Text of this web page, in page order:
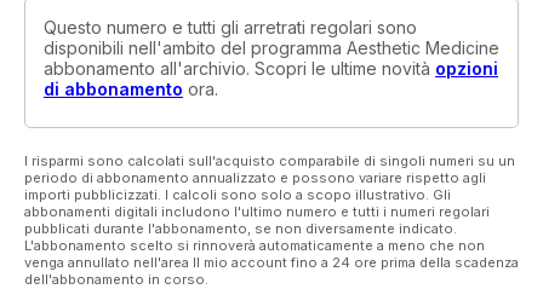
Questo numero e tutti gli arretrati regolari sono
disponibili nell'ambito del programma Aesthetic Medicine
abbonamento all'archivio. Scopri le ultime novità opzioni
di abbonamento ora.
I risparmi sono calcolati sull'acquisto comparabile di singoli numeri su un
periodo di abbonamento annualizzato e possono variare rispetto agli
importi pubblicizzati. I calcoli sono solo a scopo illustrativo. Gli
abbonamenti digitali includono l'ultimo numero e tutti i numeri regolari
pubblicati durante l'abbonamento, se non diversamente indicato.
L'abbonamento scelto si rinnoverà automaticamente a meno che non
venga annullato nell'area Il mio account fino a 24 ore prima della scadenza
dell'abbonamento in corso.